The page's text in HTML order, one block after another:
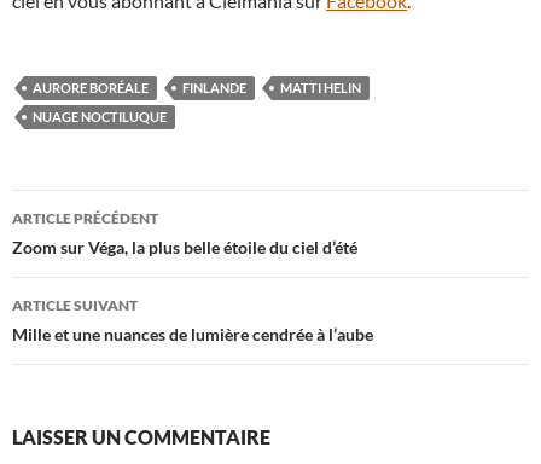
AURORE BORÉALE FINLANDE
MATTI HELIN
NUAGE NOCTILUQUE
Navigation
des
articles
ARTICLE PRÉCÉDENT
Zoom sur Véga, la plus belle étoile du ciel d’été
ARTICLE SUIVANT
Mille et une nuances de lumière cendrée à l’aube
LAISSER UN COMMENTAIRE